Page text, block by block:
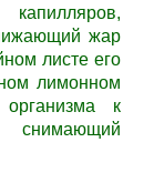
жар
листе его
лимонном
к